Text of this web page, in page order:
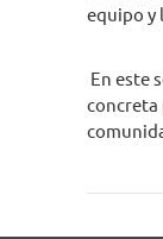
equipo y
En este
concreta